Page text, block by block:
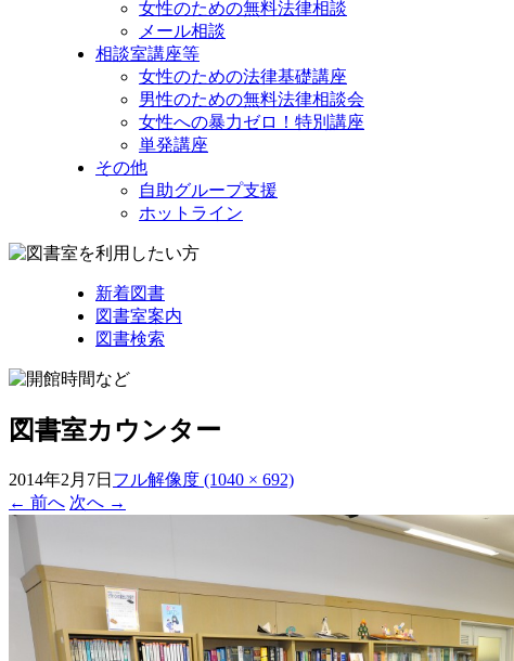
女性のための無料法律相談
メール相談
相談室講座等
女性のための法律基礎講座
男性のための無料法律相談会
女性への暴力ゼロ！特別講座
単発講座
その他
自助グループ支援
ホットライン
新着図書
図書室案内
図書検索
図書室カウンター
2014年2月7日 フル解像度 (1040 × 692)
← 前へ 次へ →